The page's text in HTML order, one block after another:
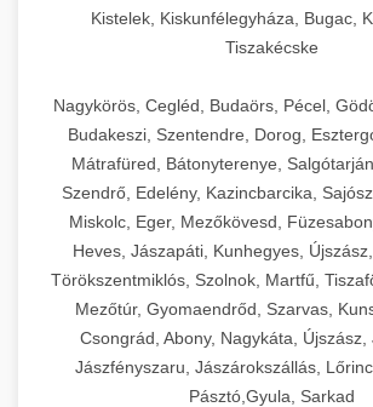
Kistelek, Kiskunfélegyháza, Bugac,
Tiszakécske
Nagykörös, Cegléd, Budaörs, Pécel,
Budakeszi, Szentendre, Dorog,
Mátrafüred, Bátonyterenye,
Szendrő, Edelény, Kazincbarcika,
Miskolc, Eger, Mezőkövesd,
Heves, Jászapáti, Kunhegyes,
Törökszentmiklós, Szolnok, Martfű,
Mezőtúr, Gyomaendrőd, Szarvas,
Csongrád, Abony, Nagykáta, Újszász,
Jászfényszaru, Jászárokszállás,
Pásztó,Gyula, Sarkad